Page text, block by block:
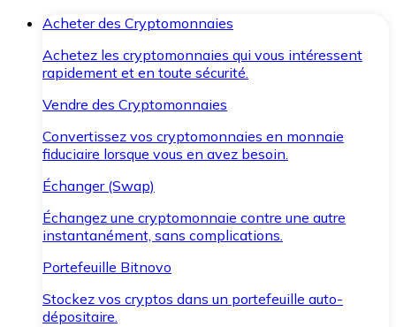
Acheter des Cryptomonnaies
Achetez les cryptomonnaies qui vous intéressent
rapidement et en toute sécurité.
Vendre des Cryptomonnaies
Convertissez vos cryptomonnaies en monnaie
fiduciaire lorsque vous en avez besoin.
Échanger (Swap)
Échangez une cryptomonnaie contre une autre
instantanément, sans complications.
Portefeuille Bitnovo
Stockez vos cryptos dans un portefeuille auto-
dépositaire.